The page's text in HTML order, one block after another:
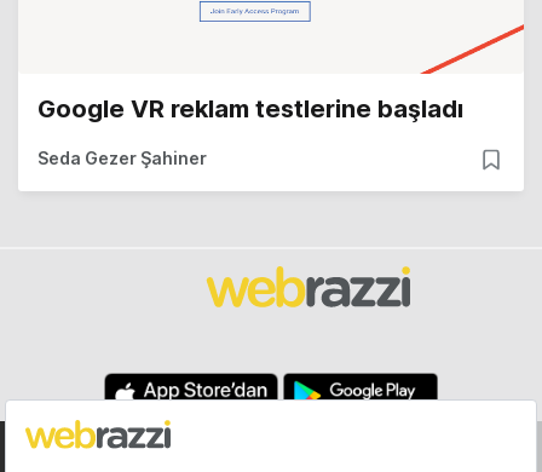
Google VR reklam testlerine başladı
Seda Gezer Şahiner